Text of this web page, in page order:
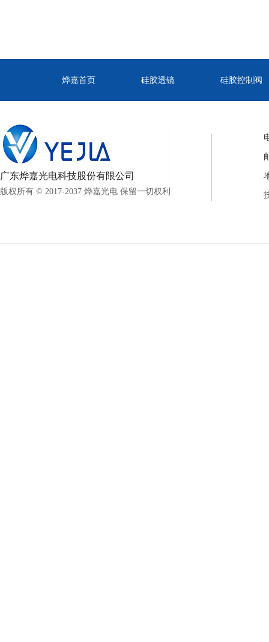
烨嘉首页 硅胶透镜 硅胶控制阀
广东烨嘉光电科技股份有限公司
版权所有 © 2017-2037 烨嘉光电 保留一切权利